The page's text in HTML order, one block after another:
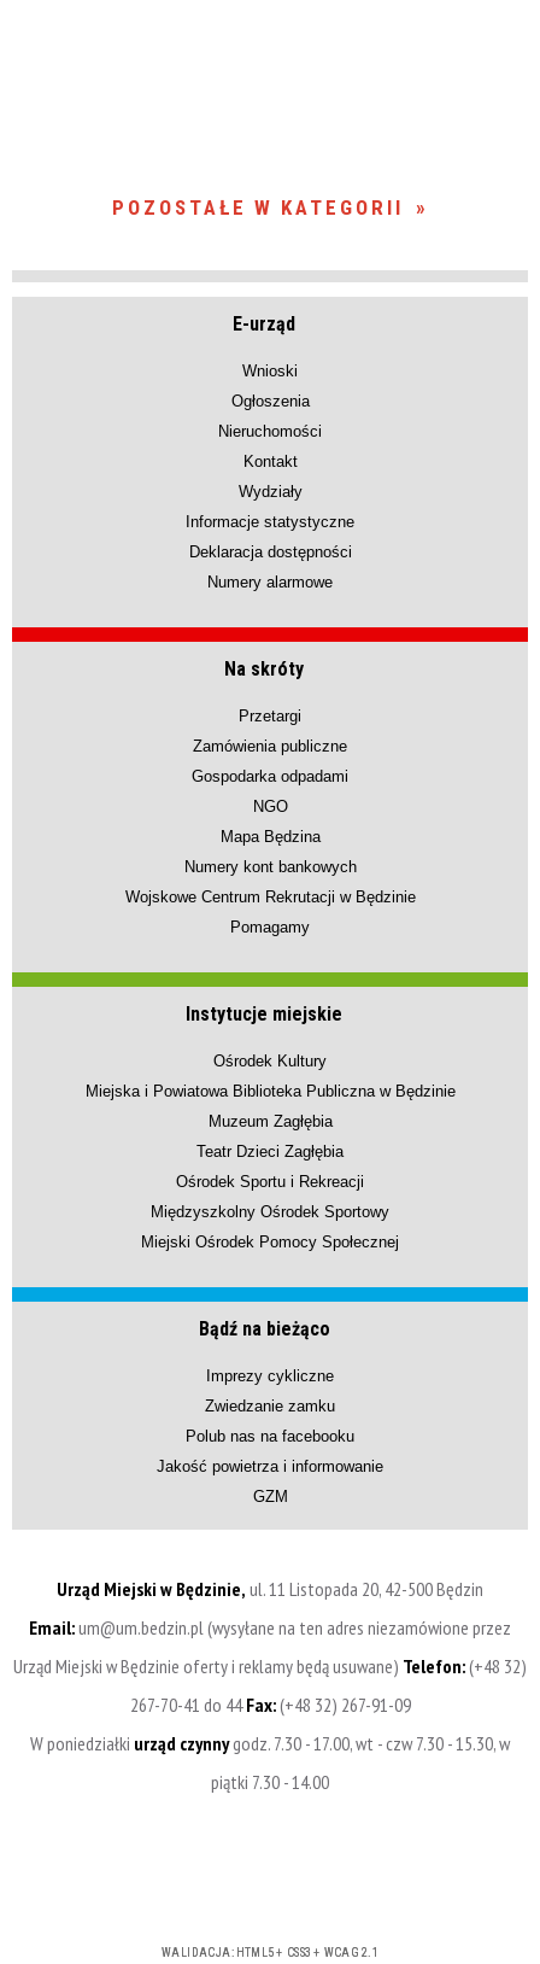
POZOSTAŁE W KATEGORII
E-urząd
Wnioski
Ogłoszenia
Nieruchomości
Kontakt
Wydziały
Informacje statystyczne
Deklaracja dostępności
Numery alarmowe
Na skróty
Przetargi
Zamówienia publiczne
Gospodarka odpadami
NGO
Mapa Będzina
Numery kont bankowych
Wojskowe Centrum Rekrutacji w Będzinie
Pomagamy
Instytucje miejskie
Ośrodek Kultury
Miejska i Powiatowa Biblioteka Publiczna w Będzinie
Muzeum Zagłębia
Teatr Dzieci Zagłębia
Ośrodek Sportu i Rekreacji
Międzyszkolny Ośrodek Sportowy
Miejski Ośrodek Pomocy Społecznej
Bądź na bieżąco
Imprezy cykliczne
Zwiedzanie zamku
Polub nas na facebooku
Jakość powietrza i informowanie
GZM
Urząd Miejski w Będzinie, ul. 11 Listopada 20, 42-500 Będzin
Email:um@um.bedzin.pl (wysyłane na ten adres niezamówione przez
Urząd Miejski w Będzinie oferty i reklamy będą usuwane) Telefon:(+48 32)
267-70-41 do 44Fax:(+48 32) 267-91-09
W poniedziałki urząd czynnygodz. 7.30 - 17.00, wt - czw 7.30 - 15.30, w
piątki 7.30 - 14.00
WALIDACJA: HTML5+ CSS3 + WCAG 2.1